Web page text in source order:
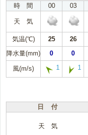
時 間
00 03
天 気
気温(℃) 25 26
降水量(mm)
0 0
風(m/s) 1 1
日 付
天 気